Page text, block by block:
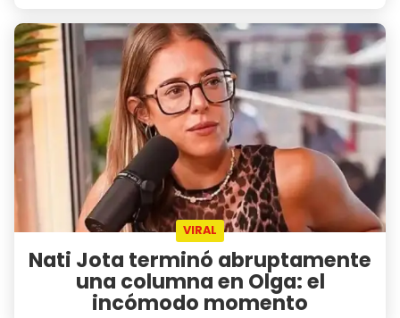
VIRAL
Nati Jota terminó abruptamente
una columna en Olga: el
incómodo momento